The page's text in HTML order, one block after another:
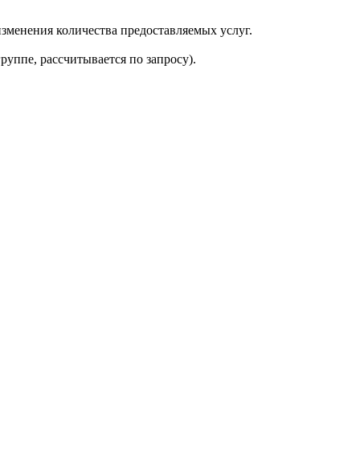
количества предоставляемых услуг.
рассчитывается по запросу).